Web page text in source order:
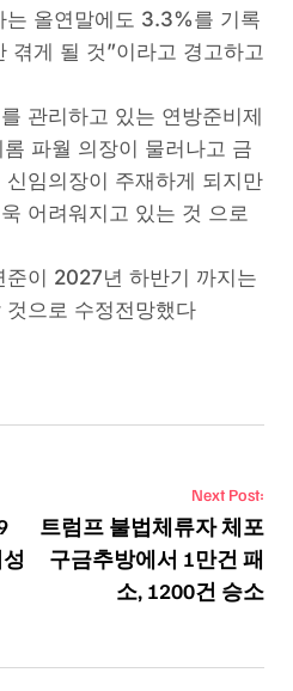
는 올연말에도 3.3%를 기록
겪게 될 것”이라고 경고하고
관리하고 있는 연방준비제
파월 의장이 물러나고 금
임의장이 주재하게 되지만
어려워지고 있는 것 으로
이 2027년 하반기 까지는
으로 수정전망했다
Next Post:
트럼프 불법체류자 체포
구금추방에서 1만건 패
소, 1200건 승소